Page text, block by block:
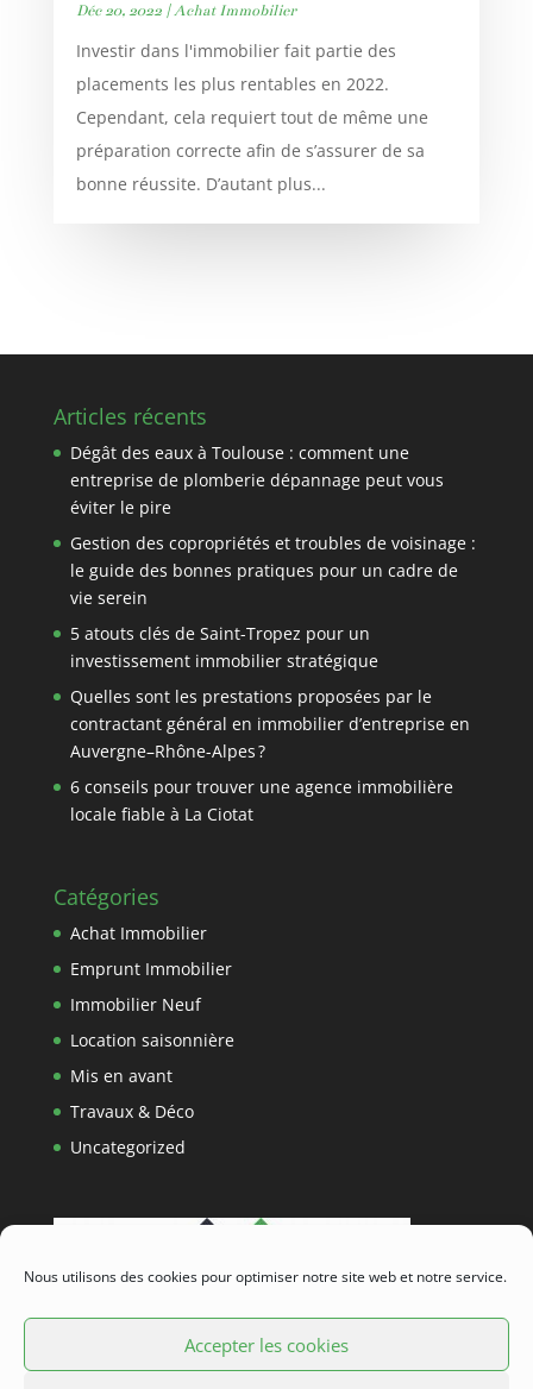
Nous utilisons des cookies pour optimiser notre site web et notre service.
Accepter les cookies
Déc 20, 2022|Achat Immobilier
Investir dans l'immobilier fait partie des
placements les plus rentables en 2022.
Cependant, cela requiert tout de même une
préparation correcte afin de s’assurer de sa
bonne réussite. D’autant plus...
Articles récents
Dégât des eaux à Toulouse : comment une
entreprise de plomberie dépannage peut vous
éviter le pire
Gestion des copropriétés et troubles de voisinage :
le guide des bonnes pratiques pour un cadre de
vie serein
5 atouts clés de Saint-Tropez pour un
investissement immobilier stratégique
Quelles sont les prestations proposées par le
contractant général en immobilier d’entreprise en
Auvergne–Rhône-Alpes ?
6 conseils pour trouver une agence immobilière
locale fiable à La Ciotat
Catégories
Achat Immobilier
Emprunt Immobilier
Immobilier Neuf
Location saisonnière
Mis en avant
Travaux & Déco
Uncategorized